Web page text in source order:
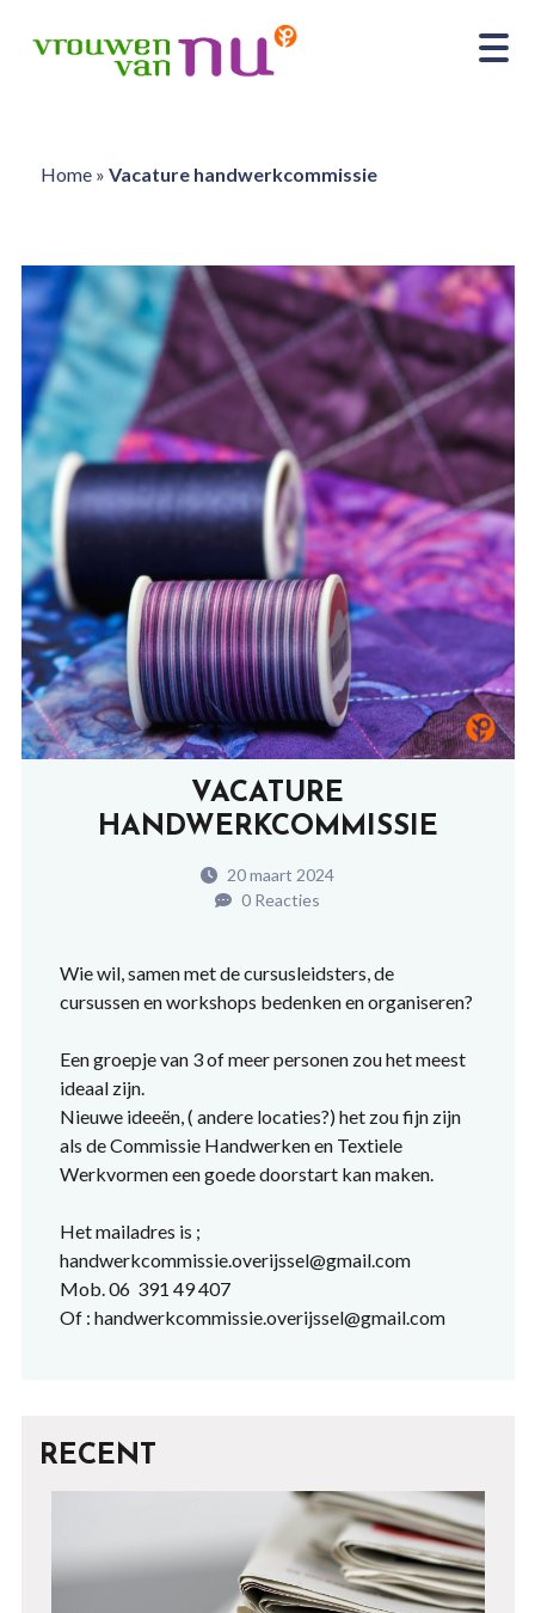
Home» Vacature handwerkcommissie
VACATURE
HANDWERKCOMMISSIE
20 maart 2024
0 Reacties
Wie wil, samen met de cursusleidsters, de
cursussen en workshops bedenken en organiseren?
Een groepje van 3 of meer personen zou het meest
ideaal zijn.
Nieuwe ideeën, ( andere locaties?) het zou fijn zijn
als de Commissie Handwerken en Textiele
Werkvormen een goede doorstart kan maken.
Het mailadres is ;
handwerkcommissie.overijssel@gmail.com
Mob. 06 391 49 407
Of : handwerkcommissie.overijssel@gmail.com
RECENT